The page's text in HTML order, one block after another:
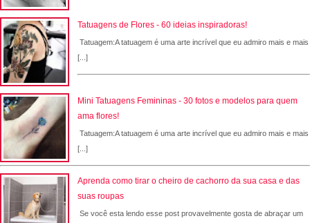
Tatuagens de Flores - 60 ideias inspiradoras!
Tatuagem:A tatuagem é uma arte incrível que eu admiro mais e mais
[...]
Mini Tatuagens Femininas - 30 fotos e modelos para quem
ama flores!
Tatuagem:A tatuagem é uma arte incrível que eu admiro mais e mais
[...]
Aprenda como tirar o cheiro de cachorro da sua casa e das
suas roupas
Se você esta lendo esse post provavelmente gosta de abraçar um